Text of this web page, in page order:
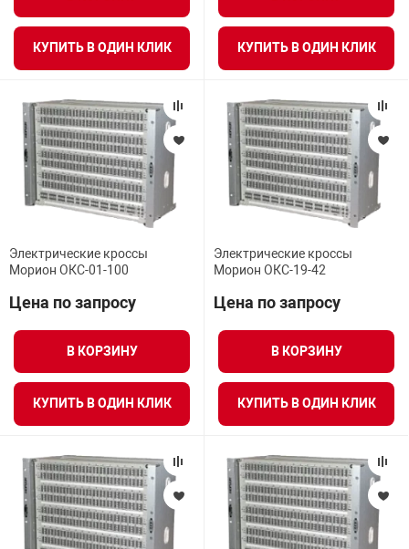
управления
и аналитики
объектов
периметра
экипировка
техника
автомобили
информации
КУПИТЬ В ОДИН КЛИК КУПИТЬ В ОДИН КЛИК
Электрические кроссы
Морион ОКС-01-100
Цена по запросу
В КОРЗИНУ
КУПИТЬ В ОДИН КЛИК
Электрические кроссы
Морион ОКС-19-42
Цена по запросу
В КОРЗИНУ
КУПИТЬ В ОДИН КЛИК